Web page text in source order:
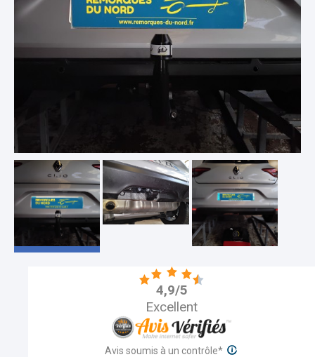
4,9/5
Excellent
Avis soumis à un contrôle*
Pour plus d'informations sur les caractéristiques
du contrôle des avis et la possibilité de contacter
l'auteur de l'avis, merci de consulter nos
CGU
- Aucune contrepartie n’a été fournie en échange
des avis
- Les avis sont publiés et conservés pendant une
- Les avis ne sont pas modifiables : si un client
souhaite modifier son avis, il doit contacter Avis
Vérifiés afin de supprimer l’avis existant, et en
publier un nouveau
- Les motifs de suppression des avis sont
disponiblesici